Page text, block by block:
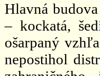
Hlavná
– kockatá,
ošarpaný
nepostihol